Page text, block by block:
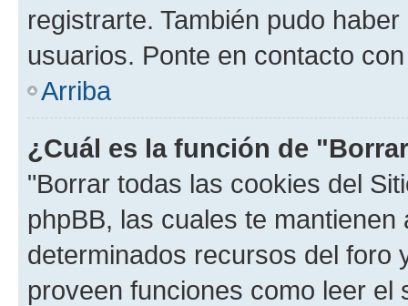
registrarte. También pudo
usuarios. Ponte en contacto
Arriba
¿Cuál es la función de
"Borrar todas las cookies del
phpBB, las cuales te
determinados recursos del foro
proveen funciones como leer el